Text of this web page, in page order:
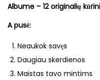
Albume – 12 originalių
A pusė:
Neaukok savęs
Daugiau skerdienos
Maistas tavo mintims